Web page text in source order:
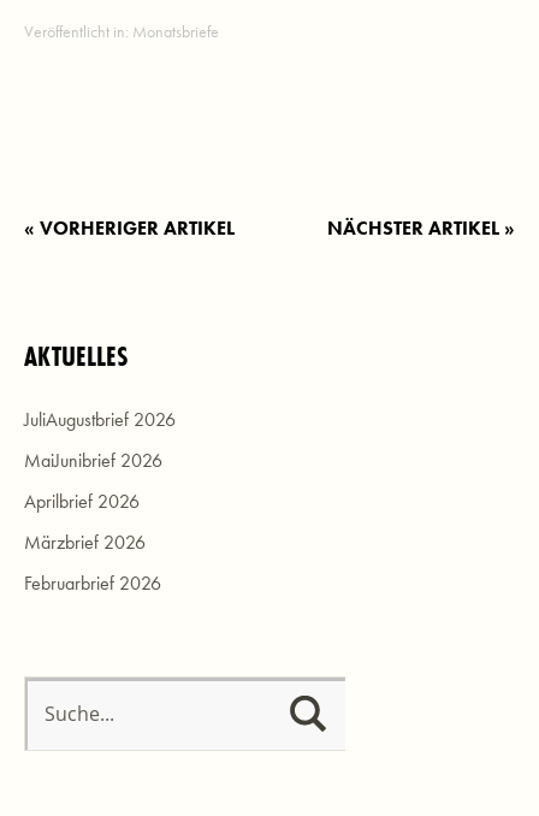
Veröffentlicht in: Monatsbriefe
NÄCHSTER ARTIKEL »
« VORHERIGER ARTIKEL
AKTUELLES
JuliAugustbrief 2026
MaiJunibrief 2026
Aprilbrief 2026
Märzbrief 2026
Februarbrief 2026